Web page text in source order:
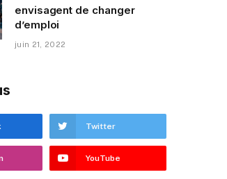
envisagent de changer
d’emploi
juin 21, 2022
Twitter
YouTube